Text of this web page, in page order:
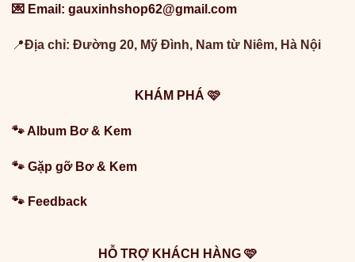
💌 Email: gauxinhshop62@gmail.com
📍Địa chỉ: Đường 20, Mỹ Đình, Nam từ Niêm, Hà Nội
KHÁM PHÁ 🩷
🐾Album Bơ & Kem
🐾 Gặp gỡ Bơ & Kem
🐾 Feedback
HỖ TRỢ KHÁCH HÀNG 🩷